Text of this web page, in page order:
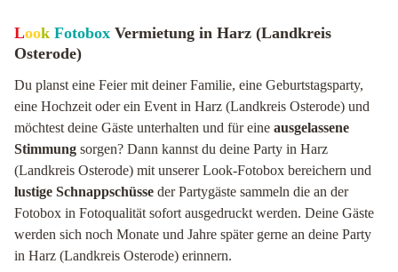
Look Fotobox Vermietung in Harz (Landkreis
Osterode)
Du planst eine Feier mit deiner Familie, eine Geburtstagsparty,
eine Hochzeit oder ein Event in Harz (Landkreis Osterode) und
möchtest deine Gäste unterhalten und für eine ausgelassene
Stimmung sorgen? Dann kannst du deine Party in Harz
(Landkreis Osterode) mit unserer Look-Fotobox bereichern und
lustige Schnappschüsse der Partygäste sammeln die an der
Fotobox in Fotoqualität sofort ausgedruckt werden. Deine Gäste
werden sich noch Monate und Jahre später gerne an deine Party
in Harz (Landkreis Osterode) erinnern.